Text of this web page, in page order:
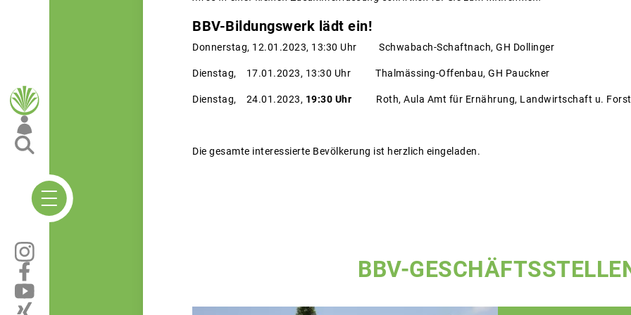
BBV-Bildungswerk lädt ein!
Donnerstag, 12.01.2023, 13:30 Uhr Schwabach-Schaftnach, GH Dollinger
Dienstag, 17.01.2023, 13:30 Uhr Thalmässing-Offenbau, GH Pauckner
Dienstag, 24.01.2023, 19:30 Uhr Roth, Aula Amt für Ernährung, Landwirtschaft u.
Die gesamte interessierte Bevölkerung ist herzlich eingeladen.
BBV-